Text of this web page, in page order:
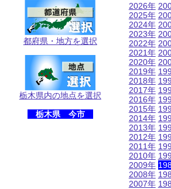
都府県・地方を選択
栃木県内の地点を選択
栃木県 今市
2026年
2025年
2024年
2023年
2022年
2021年
2020年
2019年
2018年
2017年
2016年
2015年
2014年
2013年
2012年
2011年
2010年
2009年
2008年
2007年